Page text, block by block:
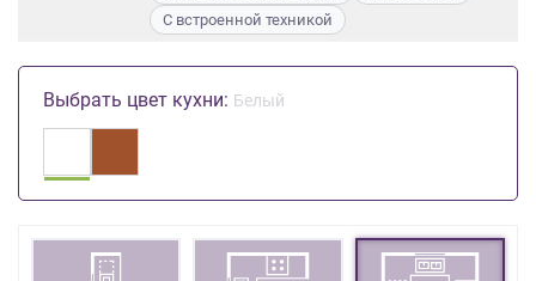
С встроенной техникой
Выбрать цвет кухни: Белый
Политики
обработки
данных.